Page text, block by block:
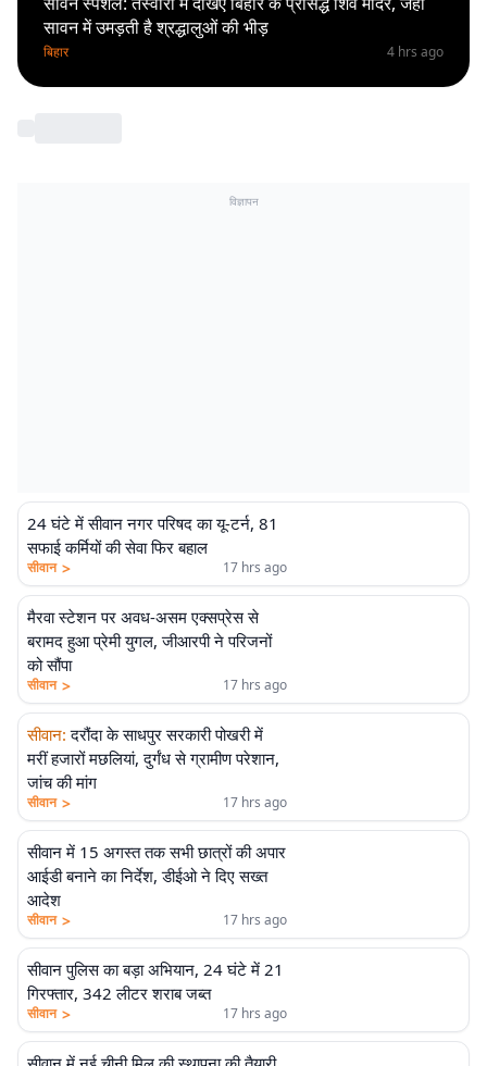
सावन में उमड़ती है श्रद्धालुओं की भीड़
बिहार 4 hrs ago
विज्ञापन
24 घंटे में सीवान नगर परिषद का यू-टर्न, 81
सफाई कर्मियों की सेवा फिर बहाल
सीवान > 17 hrs ago
मैरवा स्टेशन पर अवध-असम एक्सप्रेस से
बरामद हुआ प्रेमी युगल, जीआरपी ने परिजनों
को सौंपा
सीवान > 17 hrs ago
सीवान: दरौंदा के साधपुर सरकारी पोखरी में
मरीं हजारों मछलियां, दुर्गंध से ग्रामीण परेशान,
जांच की मांग
सीवान > 17 hrs ago
सीवान में 15 अगस्त तक सभी छात्रों की अपार
आईडी बनाने का निर्देश, डीईओ ने दिए सख्त
आदेश
सीवान > 17 hrs ago
सीवान पुलिस का बड़ा अभियान, 24 घंटे में 21
गिरफ्तार, 342 लीटर शराब जब्त
सीवान > 17 hrs ago